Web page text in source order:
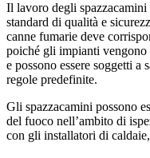
Il lavoro degli
standard di qualità e
canne fumarie deve
poiché gli impianti vengono
e possono essere soggetti a
regole predefinite.
Gli spazzacamini possono
del fuoco nell’ambito di
con gli installatori di